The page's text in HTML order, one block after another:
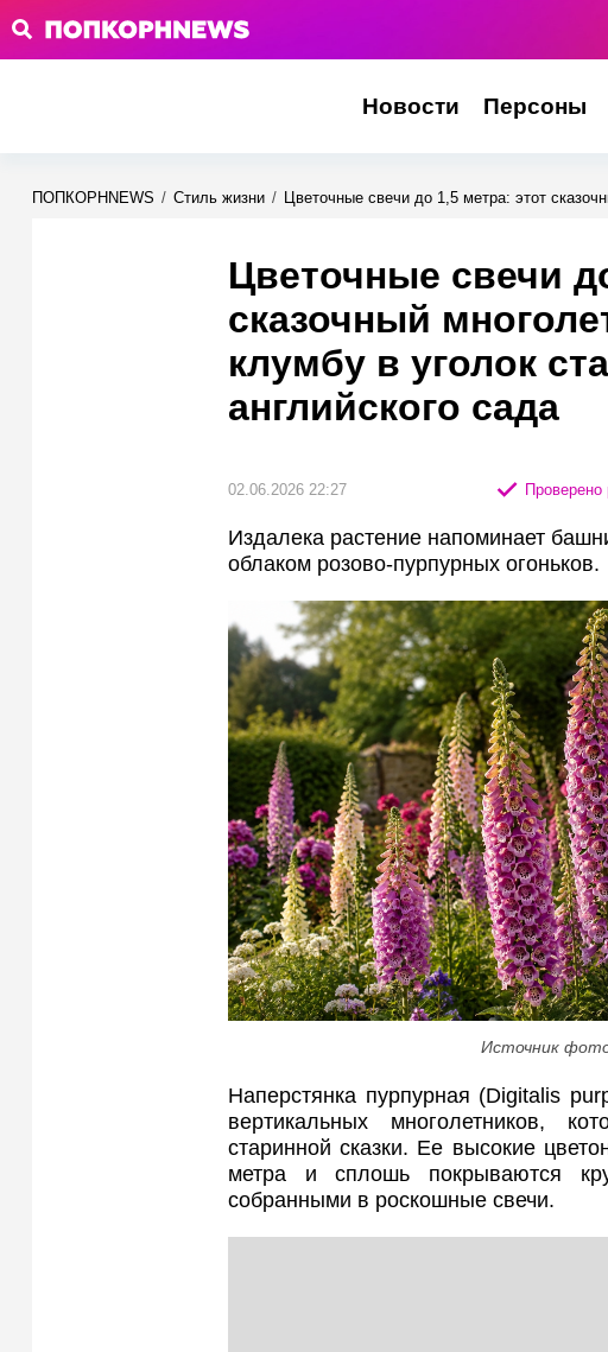
Новости Персоны
ПОПКОРНNEWS / Стиль жизни / Цветочные свечи до 1,5 метра: этот
Цветочные свечи
сказочный
клумбу в уголок
английского сада
02.06.2026 22:27 Проверено
Издалека растение напоминает
облаком розово-пурпурных огоньков.
Источник
Наперстянка пурпурная (Digitalis
вертикальных многолетников,
старинной сказки. Ее высокие
метра и сплошь покрываются
собранными в роскошные свечи.